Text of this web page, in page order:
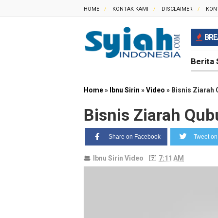
HOME KONTAK KAMI DISCLAIMER
Berita
Home» Ibnu Sirin »Video » Bisnis Ziarah
Bisnis Ziarah
Share on Facebook Tweet
Ibnu Sirin Video 7:11 AM